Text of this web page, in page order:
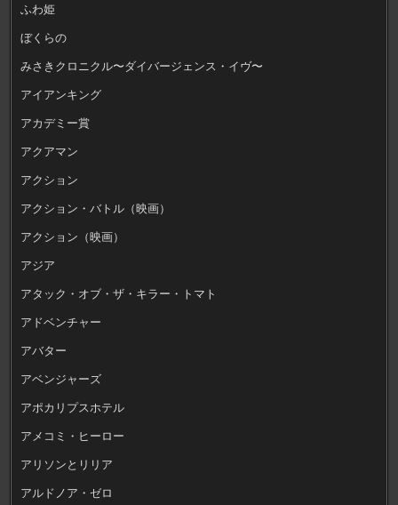
ふわ姫
ぼくらの
みさきクロニクル〜ダイバージェンス・イヴ〜
アイアンキング
アカデミー賞
アクアマン
アクション
アクション・バトル（映画）
アクション（映画）
アジア
アタック・オブ・ザ・キラー・トマト
アドベンチャー
アバター
アベンジャーズ
アポカリプスホテル
アメコミ・ヒーロー
アリソンとリリア
アルドノア・ゼロ